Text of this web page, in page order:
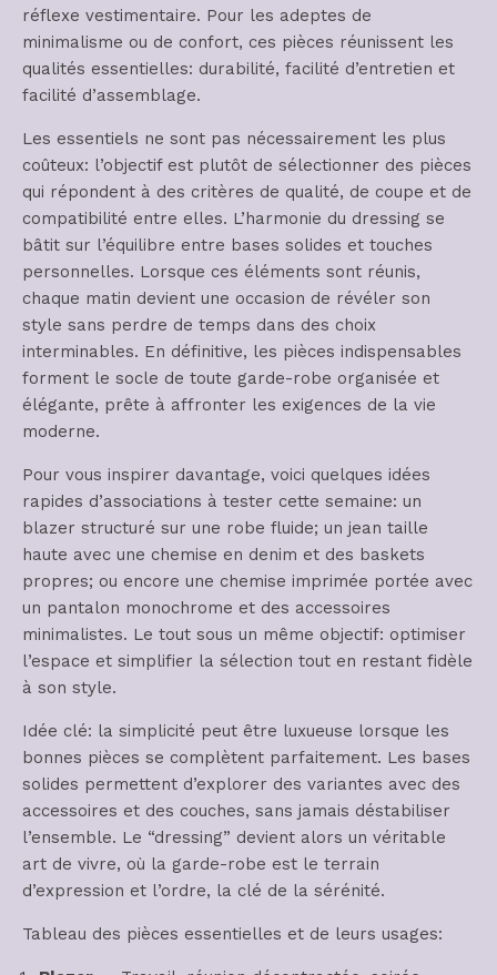
réflexe vestimentaire. Pour les adeptes de
minimalisme ou de confort, ces pièces réunissent les
qualités essentielles: durabilité, facilité d’entretien et
facilité d’assemblage.
Les essentiels ne sont pas nécessairement les plus
coûteux: l’objectif est plutôt de sélectionner des pièces
qui répondent à des critères de qualité, de coupe et de
compatibilité entre elles. L’harmonie du dressing se
bâtit sur l’équilibre entre bases solides et touches
personnelles. Lorsque ces éléments sont réunis,
chaque matin devient une occasion de révéler son
style sans perdre de temps dans des choix
interminables. En définitive, les pièces indispensables
forment le socle de toute garde-robe organisée et
élégante, prête à affronter les exigences de la vie
moderne.
Pour vous inspirer davantage, voici quelques idées
rapides d’associations à tester cette semaine: un
blazer structuré sur une robe fluide; un jean taille
haute avec une chemise en denim et des baskets
propres; ou encore une chemise imprimée portée avec
un pantalon monochrome et des accessoires
minimalistes. Le tout sous un même objectif: optimiser
l’espace et simplifier la sélection tout en restant fidèle
à son style.
Idée clé: la simplicité peut être luxueuse lorsque les
bonnes pièces se complètent parfaitement. Les bases
solides permettent d’explorer des variantes avec des
accessoires et des couches, sans jamais déstabiliser
l’ensemble. Le “dressing” devient alors un véritable
art de vivre, où la garde-robe est le terrain
d’expression et l’ordre, la clé de la sérénité.
Tableau des pièces essentielles et de leurs usages: